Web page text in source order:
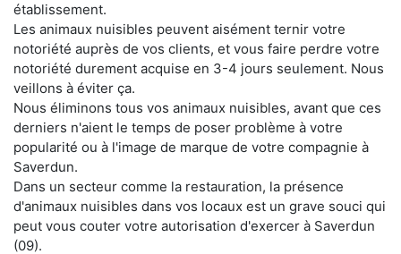
établissement.
Les animaux nuisibles peuvent aisément ternir votre
notoriété auprès de vos clients, et vous faire perdre votre
notoriété durement acquise en 3-4 jours seulement. Nous
veillons à éviter ça.
Nous éliminons tous vos animaux nuisibles, avant que ces
derniers n'aient le temps de poser problème à votre
popularité ou à l'image de marque de votre compagnie à
Saverdun.
Dans un secteur comme la restauration, la présence
d'animaux nuisibles dans vos locaux est un grave souci qui
peut vous couter votre autorisation d'exercer à Saverdun
(09).